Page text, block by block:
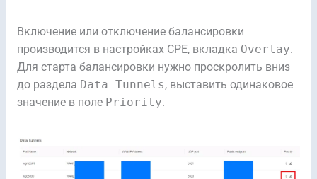
Включение или отключение балансировки
производится в настройках CPE, вкладка Overlay.
Для старта балансировки нужно проскролить вниз
до раздела Data Tunnels, выставить одинаковое
значение в поле Priority.